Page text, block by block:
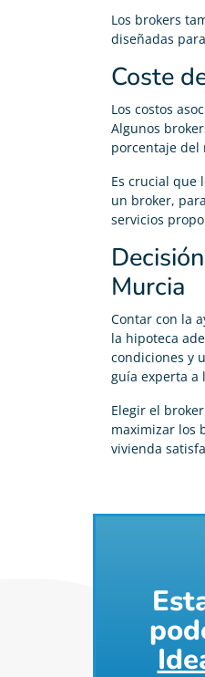
Los brokers
diseñadas
Coste
Los costos
Algunos
porcentaje del
Es crucial que
un broker,
servicios
Murcia
Contar con la
la hipoteca
condiciones y
guía experta a
Elegir el
maximizar los
vivienda